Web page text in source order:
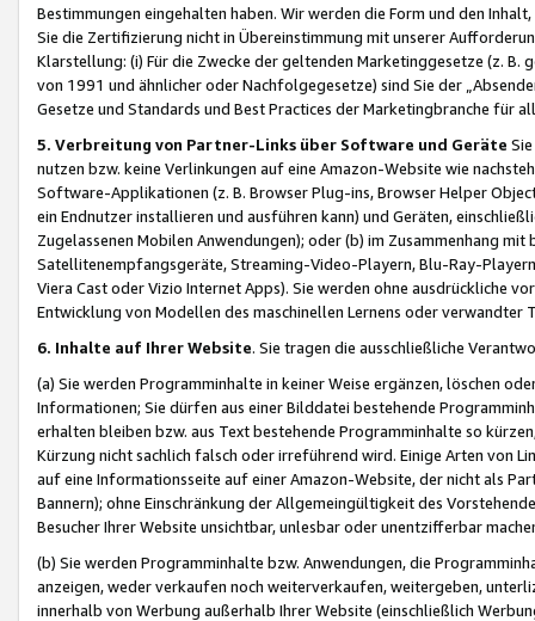
Bestimmungen eingehalten haben. Wir werden die Form und den
Sie die Zertifizierung nicht in Übereinstimmung mit unserer
Klarstellung: (i) Für die Zwecke der geltenden Marketinggesetze (z. B.
von 1991 und ähnlicher oder Nachfolgegesetze) sind Sie der
Gesetze und Standards und Best Practices der Marketingbranche für
5. Verbreitung von Partner-Links über Software und Geräte
nutzen bzw. keine Verlinkungen auf eine Amazon-Website wie
Software-Applikationen (z. B. Browser Plug-ins, Browser Helper
ein Endnutzer installieren und ausführen kann) und Geräten,
Zugelassenen Mobilen Anwendungen); oder (b) im Zusammenhang
Satellitenempfangsgeräte, Streaming-Video-Playern, Blu-Ray-
Viera Cast oder Vizio Internet Apps). Sie werden ohne ausdrückliche
Entwicklung von Modellen des maschinellen Lernens oder
6. Inhalte auf Ihrer Website. Sie tragen die ausschließliche
(a) Sie werden Programminhalte in keiner Weise ergänzen, löschen
Informationen; Sie dürfen aus einer Bilddatei bestehende
erhalten bleiben bzw. aus Text bestehende Programminhalte so
Kürzung nicht sachlich falsch oder irreführend wird. Einige Arten von
auf eine Informationsseite auf einer Amazon-Website, der nicht als
Bannern); ohne Einschränkung der Allgemeingültigkeit des
Besucher Ihrer Website unsichtbar, unlesbar oder unentzifferbar
(b) Sie werden Programminhalte bzw. Anwendungen, die
anzeigen, weder verkaufen noch weiterverkaufen, weitergeben,
innerhalb von Werbung außerhalb Ihrer Website (einschließlich